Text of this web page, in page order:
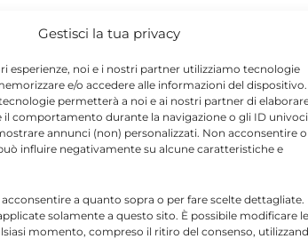
Gestisci la tua privacy
esperienze, noi e i nostri partner utilizziamo tecnologie
e/o accedere alle informazioni del
permetterà a noi e ai nostri partner di
il comportamento durante la navigazione o gli ID univoci
annunci (non) personalizzati. Non acconsentire o
influire negativamente su alcune caratteristiche e
a quanto sopra o per fare scelte dettagliate.
solamente a questo sito. È possibile modificare le
momento, compreso il ritiro del consenso,
di Ronaldo e la donna
Nonostante il presunto
del 2018. Ora, secondo
della Juventus ha
sereno, convinto che la